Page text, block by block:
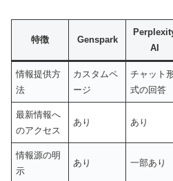
特徴 Genspark
AI
情報提供方
法
カスタムペ
ージ
チャット
式の回答
最新情報へ
のアクセス
あり あり
情報源の明
示
あり 一部あり